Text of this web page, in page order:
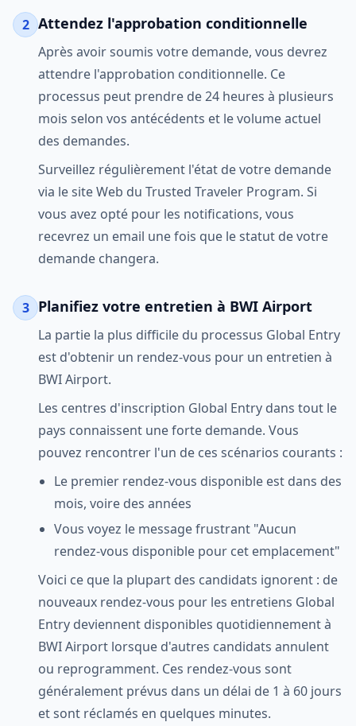
2 Attendez l'approbation conditionnelle
Après avoir soumis votre demande, vous devrez
attendre l'approbation conditionnelle. Ce
processus peut prendre de 24 heures à plusieurs
mois selon vos antécédents et le volume actuel
des demandes.
Surveillez régulièrement l'état de votre demande
via le site Web du Trusted Traveler Program. Si
vous avez opté pour les notifications, vous
recevrez un email une fois que le statut de votre
demande changera.
3 Planifiez votre entretien à BWI Airport
La partie la plus difficile du processus Global Entry
est d'obtenir un rendez-vous pour un entretien à
BWI Airport.
Les centres d'inscription Global Entry dans tout le
pays connaissent une forte demande. Vous
pouvez rencontrer l'un de ces scénarios courants :
Le premier rendez-vous disponible est dans des
mois, voire des années
Vous voyez le message frustrant "Aucun
rendez-vous disponible pour cet emplacement"
Voici ce que la plupart des candidats ignorent : de
nouveaux rendez-vous pour les entretiens Global
Entry deviennent disponibles quotidiennement à
BWI Airport lorsque d'autres candidats annulent
ou reprogramment. Ces rendez-vous sont
généralement prévus dans un délai de 1 à 60 jours
et sont réclamés en quelques minutes.